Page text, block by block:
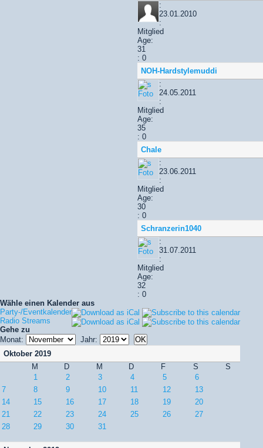
:
23.01.2010
:
Mitglied
Age:
31
: 0
NOH-Hardstylemuddi
:
24.05.2011
:
Mitglied
Age:
35
: 0
Chale
:
23.06.2011
:
Mitglied
Age:
30
: 0
Schranzerin1040
:
31.07.2011
:
Mitglied
Age:
32
: 0
Wähle einen Kalender aus
Party-/Eventkalender
Radio Streams
Gehe zu
Monat:
Jahr:
Oktober 2019
M
D M D F S
S
1
2 3 4 5
6
7
8 9 10 11 12
13
14
15 16 17 18 19
20
21
22 23 24 25 26
27
28
29 30 31